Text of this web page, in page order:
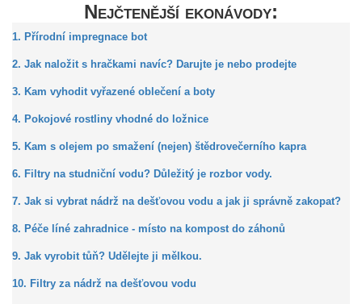
Nejčtenější ekonávody:
1. Přírodní impregnace bot
2. Jak naložit s hračkami navíc? Darujte je nebo prodejte
3. Kam vyhodit vyřazené oblečení a boty
4. Pokojové rostliny vhodné do ložnice
5. Kam s olejem po smažení (nejen) štědrovečerního kapra
6. Filtry na studniční vodu? Důležitý je rozbor vody.
7. Jak si vybrat nádrž na dešťovou vodu a jak ji správně zakopat?
8. Péče líné zahradnice - místo na kompost do záhonů
9. Jak vyrobit tůň? Udělejte ji mělkou.
10. Filtry za nádrž na dešťovou vodu